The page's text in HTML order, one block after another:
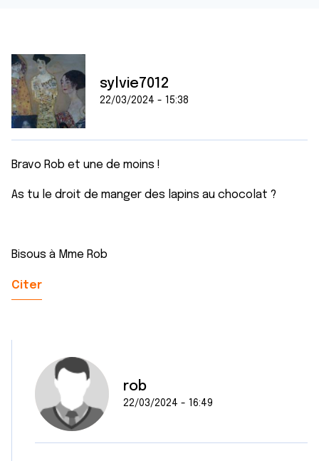
sylvie7012
22/03/2024 - 15:38
Bravo Rob et une de moins !
As tu le droit de manger des lapins au chocolat ?
Bisous à Mme Rob
Citer
rob
22/03/2024 - 16:49